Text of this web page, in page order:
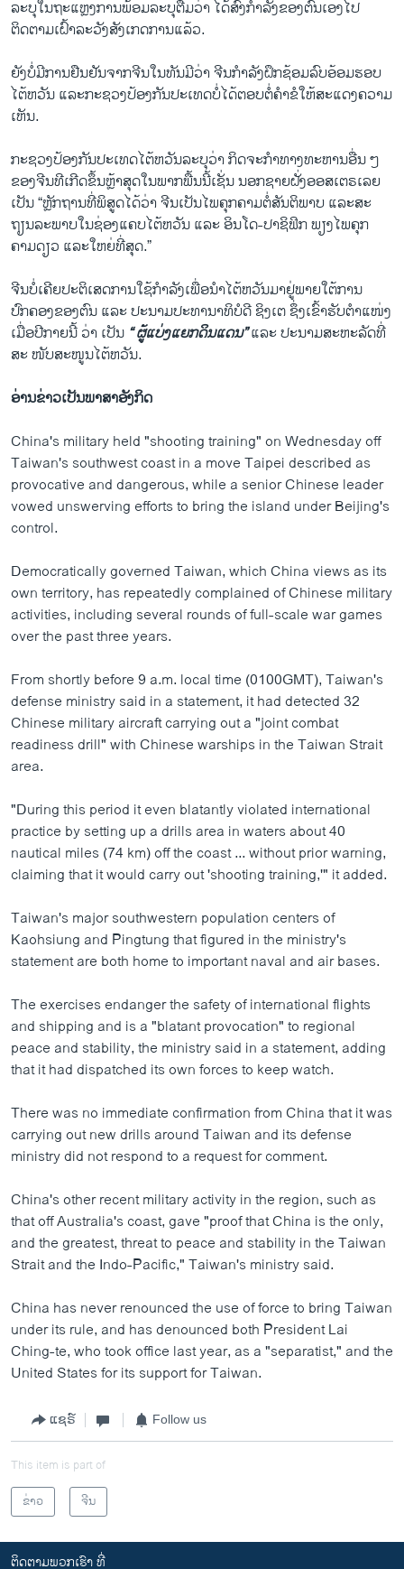
ລະບຸໃນຖະແຫຼງການພ້ອມລະບຸຕື່ມວ່າ ໄດ້ສົ່ງກຳລັງຂອງຕົນເອງໄປ
ຕິດຕາມເຝົ້າລະວັງສັງເກດການແລ້ວ.
ຍັງບໍ່ມີການຢືນຢັນຈາກຈີນໃນທັນມີວ່າ ຈີນກຳລັງຝຶກຊ້ອມລົບອ້ອມຮອບ
ໄຕ້ຫວັນ ແລະກະຊວງປ້ອງກັນປະເທດບໍ່ໄດ້ຕອບຕໍ່ຄໍາຂໍໃຫ້ສະແດງຄວາມ
ເຫັນ.
ກະຊວງປ້ອງກັນປະເທດໄຕ້ຫວັນລະບຸວ່າ ກິດຈະກຳທາງທະຫານອື່ນ ໆ
ຂອງຈີນທີເກີດຂຶ້ນຫຼ້າສຸດໃນພາກພື້ນນີ້ເຊັ່ນ ນອກຊາຍຝັ່ງອອສເຕຣເລຍ
ເປັນ “ຫຼັກຖານທີ່ພິສູດໄດ້ວ່າ ຈີນເປັນໄພຄຸກຄາມຕໍ່ສັນຕິພາບ ແລະສະ
ຖຽນລະພາບໃນຊ່ອງແຄບໄຕ້ຫວັນ ແລະ ອິນໂດ-ປາຊິຟິກ ພຽງໄພຄຸກ
ຄາມດຽວ ແລະໃຫຍ່ທີ່ສຸດ.”
ຈີນບໍ່ເຄີຍປະຕິເສດການໃຊ້ກຳລັງເພື່ອນໍາໄຕ້ຫວັນມາຢູ່ພາຍໃຕ້ການ
ປົກຄອງຂອງຕົນ ແລະ ປະນາມປະທານາທິບໍດີ ຊິງເຕ ຊຶ່ງເຂົ້າຮັບຕໍາແໜ່ງ
ເມື່ອປີກາຍນີ້ ວ່າ ເປັນ “ ຜູ້ແບ່ງແຍກດິນແດນ”ແລະ ປະນາມສະຫະລັດທີ່
ສະ ໜັບສະໜູນໄຕ້ຫວັນ.
ອ່ານຂ່າວເປັນພາສາອັງກິດ
China's military held "shooting training" on Wednesday off
Taiwan's southwest coast in a move Taipei described as
provocative and dangerous, while a senior Chinese leader
vowed unswerving efforts to bring the island under Beijing's
control.
Democratically governed Taiwan, which China views as its
own territory, has repeatedly complained of Chinese military
activities, including several rounds of full-scale war games
over the past three years.
From shortly before 9 a.m. local time (0100GMT), Taiwan's
defense ministry said in a statement, it had detected 32
Chinese military aircraft carrying out a "joint combat
readiness drill" with Chinese warships in the Taiwan Strait
area.
"During this period it even blatantly violated international
practice by setting up a drills area in waters about 40
nautical miles (74 km) off the coast ... without prior warning,
claiming that it would carry out 'shooting training,'" it added.
Taiwan's major southwestern population centers of
Kaohsiung and Pingtung that figured in the ministry's
statement are both home to important naval and air bases.
The exercises endanger the safety of international flights
and shipping and is a "blatant provocation" to regional
peace and stability, the ministry said in a statement, adding
that it had dispatched its own forces to keep watch.
There was no immediate confirmation from China that it was
carrying out new drills around Taiwan and its defense
ministry did not respond to a request for comment.
China's other recent military activity in the region, such as
that off Australia's coast, gave "proof that China is the only,
and the greatest, threat to peace and stability in the Taiwan
Strait and the Indo-Pacific," Taiwan's ministry said.
China has never renounced the use of force to bring Taiwan
under its rule, and has denounced both President Lai
Ching-te, who took office last year, as a "separatist," and the
United States for its support for Taiwan.
ແຊຣ໌ Follow us
This item is part of
ຂ່າວ
ຈີນ
ຕິດຕາມພວກເຮົາ ທີ່